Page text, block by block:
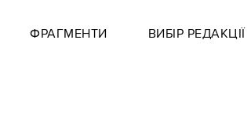
ФРАГМЕНТИ ВИБІР РЕДАКЦІЇ